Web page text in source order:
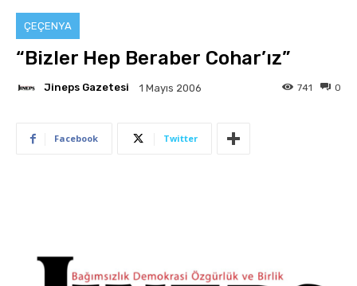
ÇEÇENYA
“Bizler Hep Beraber Cohar’ız”
Jineps Gazetesi 1 Mayıs 2006 0
741
Facebook Twitter